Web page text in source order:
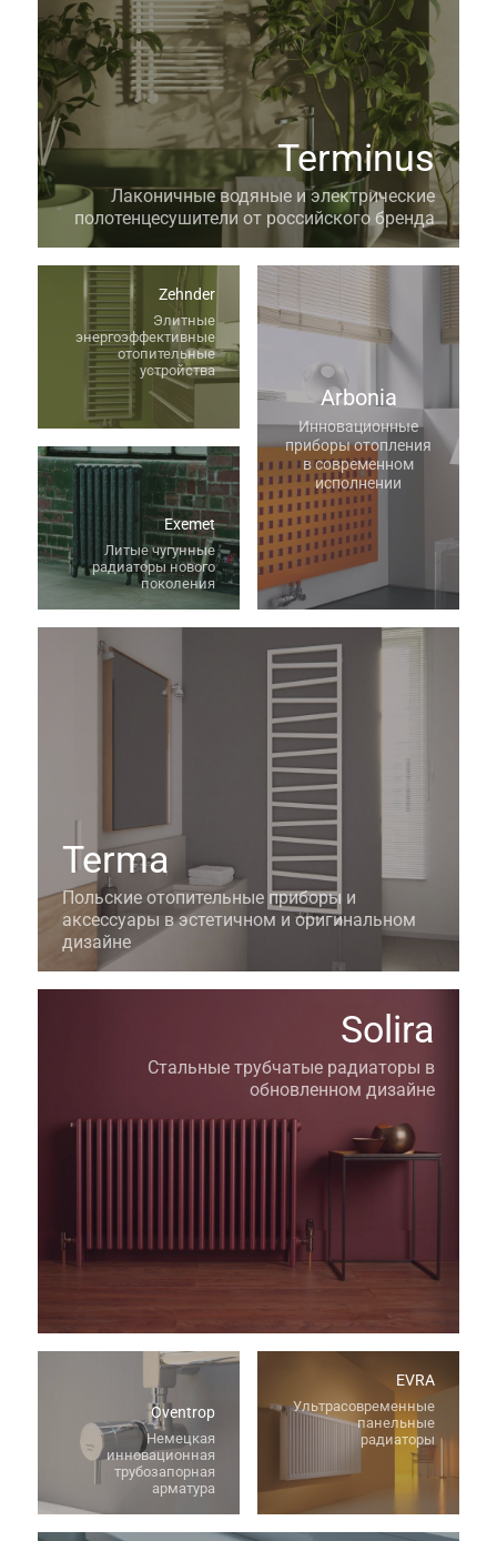
Terminus
Лаконичные водяные и электрические
полотенцесушители от российского бренда
Zehnder
Элитные
энергоэффективные
отопительные
устройства
Arbonia
Инновационные
приборы отопления
в современном
исполнении
Terma
Польские отопительные приборы и
аксессуары в эстетичном и оригинальном
дизайне
Exemet
Литые чугунные
радиаторы нового
поколения
Solira
Стальные трубчатые радиаторы в
обновленном дизайне
Oventrop
Немецкая
инновационная
трубозапорная
арматура
EVRA
Ультрасовременные
панельные
радиаторы